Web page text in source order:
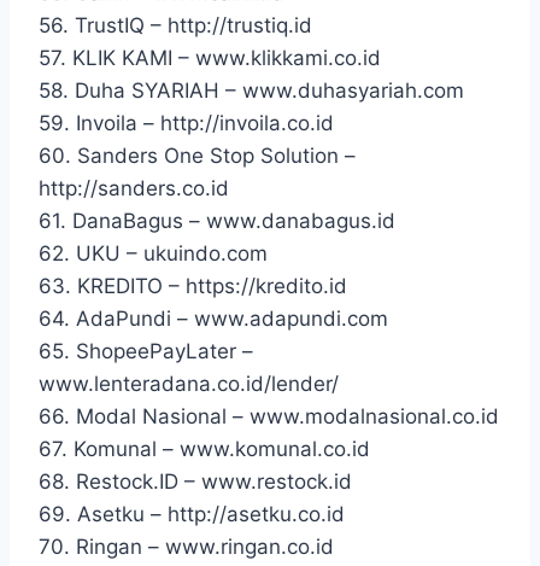
56. TrustIQ – http://trustiq.id
57. KLIK KAMI – www.klikkami.co.id
58. Duha SYARIAH – www.duhasyariah.com
59. Invoila – http://invoila.co.id
60. Sanders One Stop Solution –
http://sanders.co.id
61. DanaBagus – www.danabagus.id
62. UKU – ukuindo.com
63. KREDITO – https://kredito.id
64. AdaPundi – www.adapundi.com
65. ShopeePayLater –
www.lenteradana.co.id/lender/
66. Modal Nasional – www.modalnasional.co.id
67. Komunal – www.komunal.co.id
68. Restock.ID – www.restock.id
69. Asetku – http://asetku.co.id
70. Ringan – www.ringan.co.id